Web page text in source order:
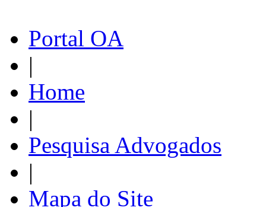
Portal OA
|
Home
|
Pesquisa Advogados
|
Mapa do Site